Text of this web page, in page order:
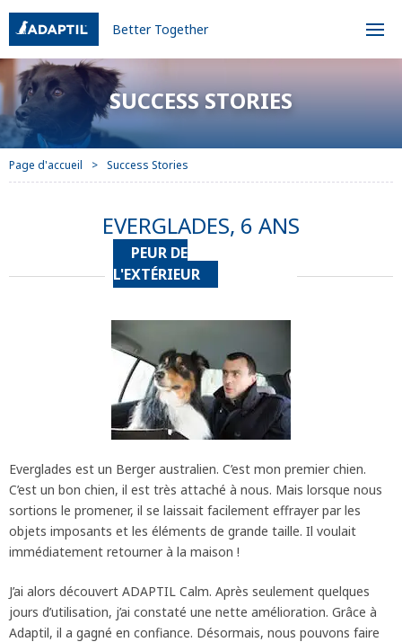
Better Together
SUCCESS STORIES
Page d'accueil Success Stories
EVERGLADES, 6 ANS
PEUR DE
L'EXTÉRIEUR
Everglades est un Berger australien. C’est mon premier chien.
C’est un bon chien, il est très attaché à nous. Mais lorsque nous
sortions le promener, il se laissait facilement effrayer par les
objets imposants et les éléments de grande taille. Il voulait
immédiatement retourner à la maison !
J’ai alors découvert ADAPTIL Calm. Après seulement quelques
jours d’utilisation, j’ai constaté une nette amélioration. Grâce à
Adaptil, il a gagné en confiance. Désormais, nous pouvons faire